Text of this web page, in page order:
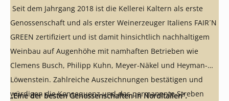
Seit dem Jahrgang 2018 ist die Kellerei Kaltern als erste
Genossenschaft und als erster Weinerzeuger Italiens FAIR´N
GREEN zertifiziert und ist damit hinsichtlich nachhaltigem
Weinbau auf Augenhöhe mit namhaften Betrieben wie
Clemens Busch, Philipp Kuhn, Meyer-Näkel und Heyman-
Löwenstein. Zahlreiche Auszeichnungen bestätigen und
würdigen die Konsequenz und das permanente Streben
„Eine der besten Genossenschaften in Norditalien“.